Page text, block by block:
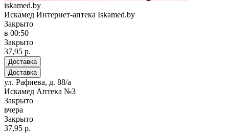
iskamed.by
Искамед Интернет-аптека Iskamed.by
Закрыто
в 00:50
Закрыто
37,95 р.
Доставка
Доставка
ул. Рафиева, д. 88/а
Искамед Аптека №3
Закрыто
вчера
Закрыто
37,95 р.